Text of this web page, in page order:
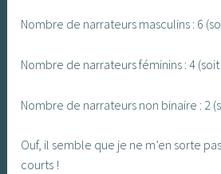
Nombre de narrateurs masculins : 6
Nombre de narrateurs féminins : 4
Nombre de narrateurs non binaire : 2
Ouf, il semble que je ne m’en sorte
courts !